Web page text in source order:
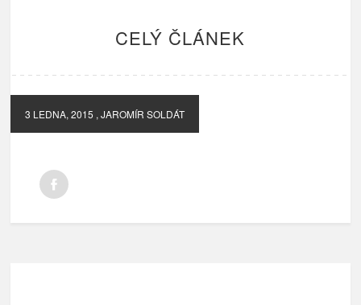
CELÝ ČLÁNEK
3 LEDNA, 2015 , JAROMÍR SOLDÁT